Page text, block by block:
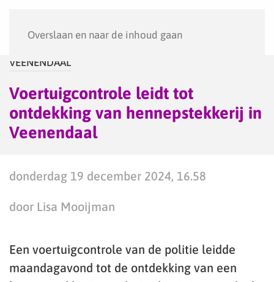
Overslaan en naar de inhoud gaan
VEENENDAAL
Voertuigcontrole leidt tot
ontdekking van hennepstekkerij in
Veenendaal
donderdag 19 december 2024, 16.58
door Lisa Mooijman
Een voertuigcontrole van de politie leidde
maandagavond tot de ontdekking van een